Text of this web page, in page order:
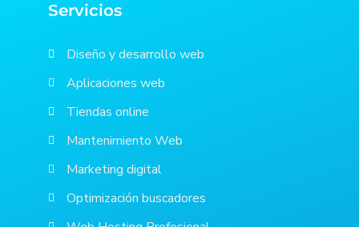
Servicios
Diseño y desarrollo web
Aplicaciones web
Tiendas online
Mantenimiento Web
Marketing digital
Optimización buscadores